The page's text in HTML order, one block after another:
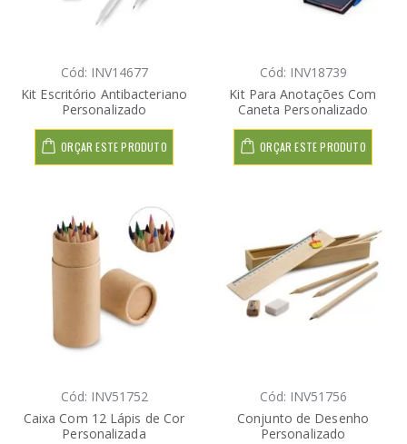
Cód: INV14677
Kit Escritório Antibacteriano
Personalizado
ORÇAR ESTE PRODUTO
Cód: INV18739
Kit Para Anotações Com
Caneta Personalizado
ORÇAR ESTE PRODUTO
Cód: INV51752
Caixa Com 12 Lápis de Cor
Personalizada
Cód: INV51756
Conjunto de Desenho
Personalizado